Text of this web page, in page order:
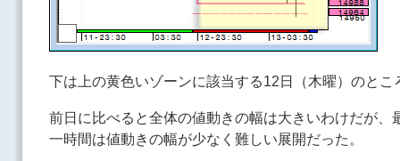
下は上の黄色いゾーンに該当する12日（木曜）のと
前日に比べると全体の値動きの幅は大きいわけだが
一時間は値動きの幅が少なく難しい展開だった。